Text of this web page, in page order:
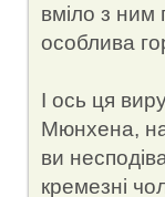
вміло з ним
особлива
І ось ця
Мюнхена,
ви
кремезні